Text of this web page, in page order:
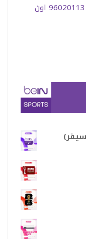
تجديد اشتراك بي ان سبورت الكويت 96020113 اون